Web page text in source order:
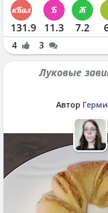
131.9 11.3 7.2
4 3
Луковые
Автор